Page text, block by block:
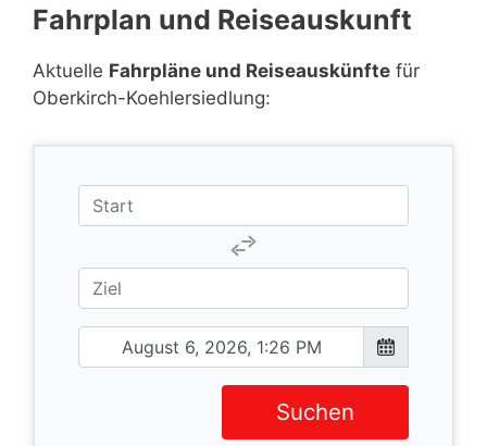
Fahrplan und Reiseauskunft
Aktuelle Fahrpläne und Reiseauskünfte für
Oberkirch-Koehlersiedlung:
Suchen